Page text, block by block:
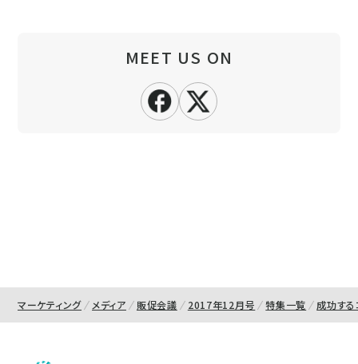
MEET US ON
マーケティング メディア 販促会議 2017年12月号 特集一覧 成功す